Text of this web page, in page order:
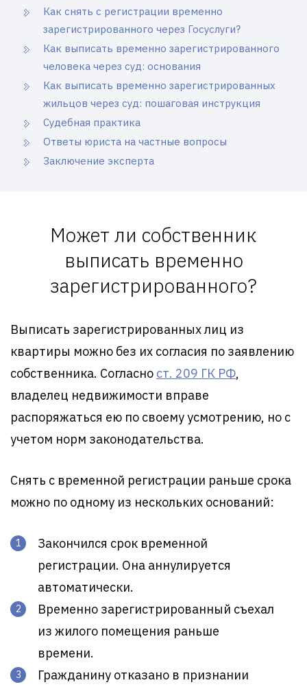
Как снять с регистрации временно
зарегистрированного через Госуслуги?
Как выписать временно зарегистрированного
человека через суд: основания
Как выписать временно зарегистрированных
жильцов через суд: пошаговая инструкция
Судебная практика
Ответы юриста на частные вопросы
Заключение эксперта
Может ли собственник
выписать временно
зарегистрированного?
Выписать зарегистрированных лиц из
квартиры можно без их согласия по заявлению
собственника. Согласно ст. 209 ГК РФ,
владелец недвижимости вправе
распоряжаться ею по своему усмотрению, но с
учетом норм законодательства.
Снять с временной регистрации раньше срока
можно по одному из нескольких оснований:
Закончился срок временной
регистрации. Она аннулируется
автоматически.
Временно зарегистрированный съехал
из жилого помещения раньше
времени.
Гражданину отказано в признании